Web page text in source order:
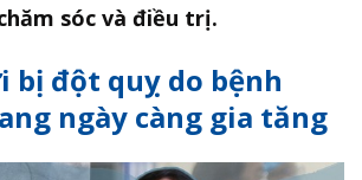
sóc và điều trị.
bị đột quỵ do bệnh
ngày càng gia tăng